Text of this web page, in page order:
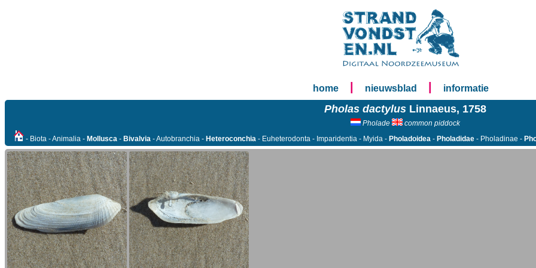
home nieuwsblad informatie
Pholas dactylusLinnaeus, 1758
Pholade
common piddock
- Biota - Animalia - Mollusca - Bivalvia - Autobranchia - Heteroconchia - Euheterodonta - Imparidentia - Myida - Pholadoidea - Pholadidae - Pholadinae -